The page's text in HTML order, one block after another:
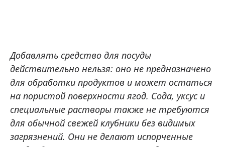
Добавлять средство для посуды
действительно нельзя: оно не предназначено
для обработки продуктов и может остаться
на пористой поверхности ягод. Сода, уксус и
специальные растворы также не требуются
для обычной свежей клубники без видимых
загрязнений. Они не делают испорченные